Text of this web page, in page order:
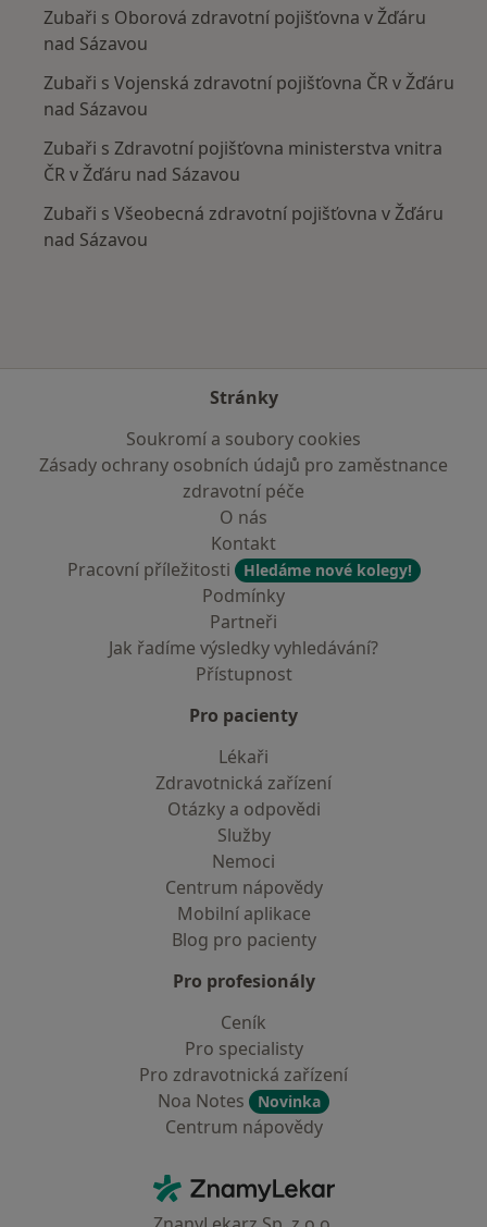
Zubaři s Oborová zdravotní pojišťovna v Žďáru
nad Sázavou
Zubaři s Vojenská zdravotní pojišťovna ČR v Žďáru
nad Sázavou
Zubaři s Zdravotní pojišťovna ministerstva vnitra
ČR v Žďáru nad Sázavou
Zubaři s Všeobecná zdravotní pojišťovna v Žďáru
nad Sázavou
Stránky
Soukromí a soubory cookies
Zásady ochrany osobních údajů pro zaměstnance
zdravotní péče
O nás
Kontakt
Pracovní příležitosti
Hledáme nové kolegy!
Podmínky
Partneři
Jak řadíme výsledky vyhledávání?
Přístupnost
Pro pacienty
Lékaři
Zdravotnická zařízení
Otázky a odpovědi
Služby
Nemoci
Centrum nápovědy
Mobilní aplikace
Blog pro pacienty
Pro profesionály
Ceník
Pro specialisty
Pro zdravotnická zařízení
Noa Notes
Novinka
Centrum nápovědy
ZnamyLekar - Hlavní stránka